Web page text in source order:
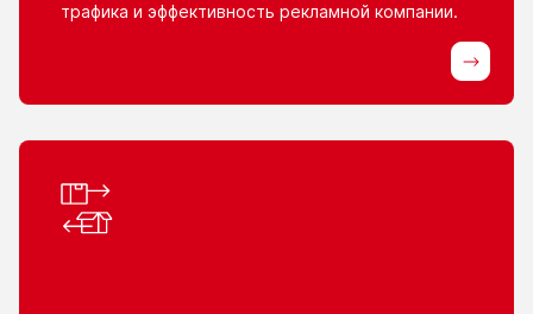
трафика и эффективность рекламной компании.